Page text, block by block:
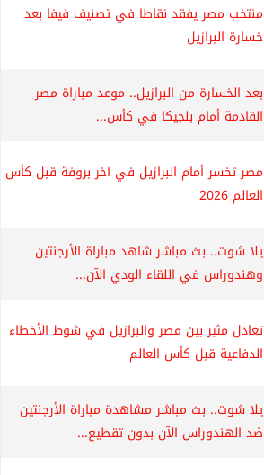
منتخب مصر يفقد نقاطا في تصنيف فيفا بعد
خسارة البرازيل
بعد الخسارة من البرازيل.. موعد مباراة مصر
القادمة أمام بلجيكا في كأس...
مصر تخسر أمام البرازيل في آخر بروفة قبل كأس
العالم 2026
يلا شوت.. بث مباشر شاهد مباراة الأرجنتين
وهندوراس في اللقاء الودي الآن...
تعادل مثير بين مصر والبرازيل في شوط الأخطاء
الدفاعية قبل كأس العالم
يلا شوت.. بث مباشر مشاهدة مباراة الأرجنتين
ضد الهندوراس الآن بدون تقطيع...